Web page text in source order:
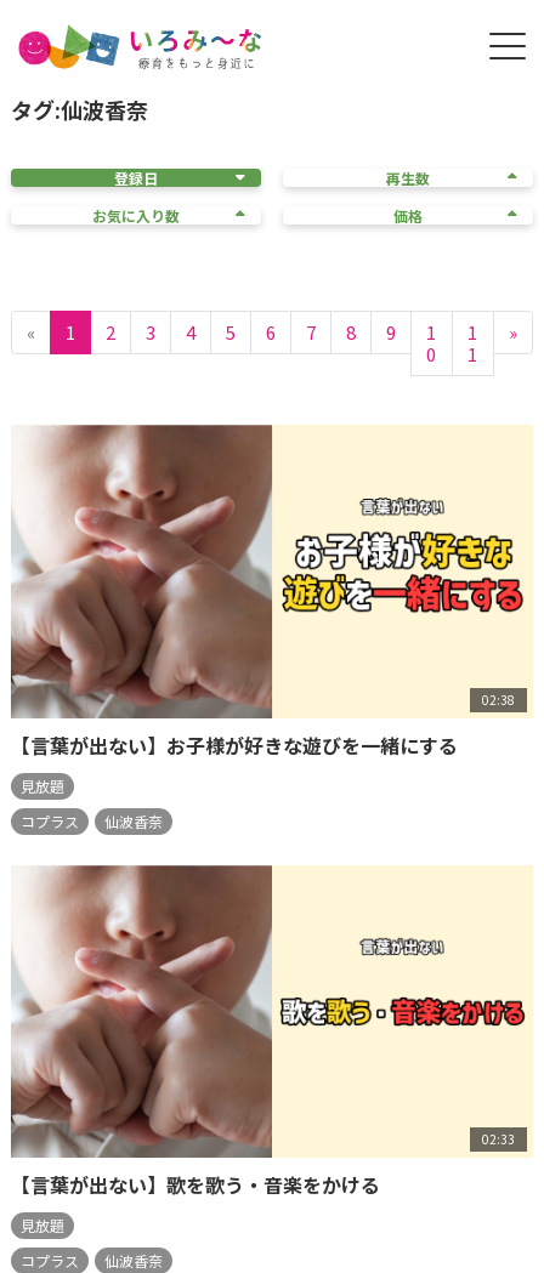
タグ:仙波香奈
登録日
再生数
お気に入り数
価格
« 1 2 3 4 5 6 7 8 9
1
0
1
1
»
02:38
【言葉が出ない】お子様が好きな遊びを一緒にする
見放題
コプラス
仙波香奈
02:33
【言葉が出ない】歌を歌う・音楽をかける
見放題
コプラス
仙波香奈